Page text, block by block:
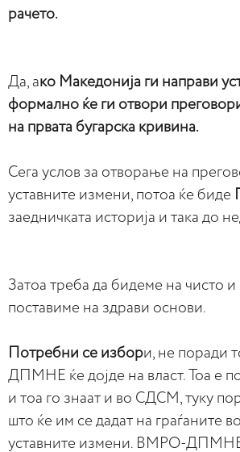
рачето.
Да, ако Македонија ги направи
формално ќе ги отвори
на првата бугарска кривина.
Сега услов за отворање на
уставните измени, потоа ќе биде
заедничката историја и така до
Затоа треба да бидеме на чисто и
поставиме на здрави основи.
Потребни се избори, не поради
ДПМНЕ ќе дојде на власт. Тоа е
и тоа го знаат и во СДСМ, туку
што ќе им се дадат на граѓаните
уставните измени. ВМРО-